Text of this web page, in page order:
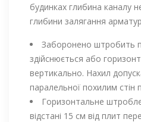
будинках глибина каналу
глибини залягання
Заборонено штробить
здійснюється або
вертикально. Нахил
паралельної похилим стін
Горизонтальне
відстані 15 см від плит